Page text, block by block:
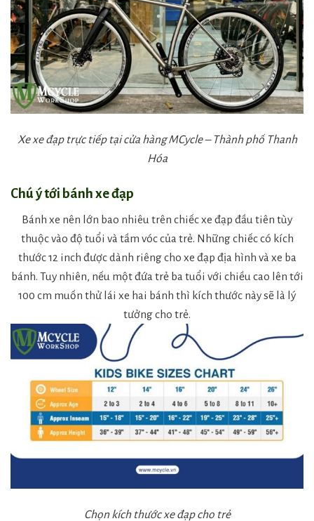
Xe xe đạp trực tiếp tại cửa hàng MCycle – Thành phố Thanh
Hóa
Chú ý tới bánh xe đạp
Bánh xe nên lớn bao nhiêu trên chiếc xe đạp đầu tiên tùy
thuộc vào độ tuổi và tầm vóc của trẻ. Những chiếc có kích
thước 12 inch được dành riêng cho xe đạp địa hình và xe ba
bánh. Tuy nhiên, nếu một đứa trẻ ba tuổi với chiều cao lên tới
100 cm muốn thử lái xe hai bánh thì kích thước này sẽ là lý
tưởng cho trẻ.
Chọn kích thước xe đạp cho trẻ